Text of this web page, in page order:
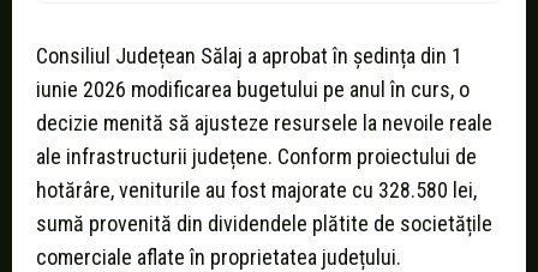
Consiliul Județean Sălaj a aprobat în ședința din 1
iunie 2026 modificarea bugetului pe anul în curs, o
decizie menită să ajusteze resursele la nevoile reale
ale infrastructurii județene. Conform proiectului de
hotărâre, veniturile au fost majorate cu 328.580 lei,
sumă provenită din dividendele plătite de societățile
comerciale aflate în proprietatea județului.